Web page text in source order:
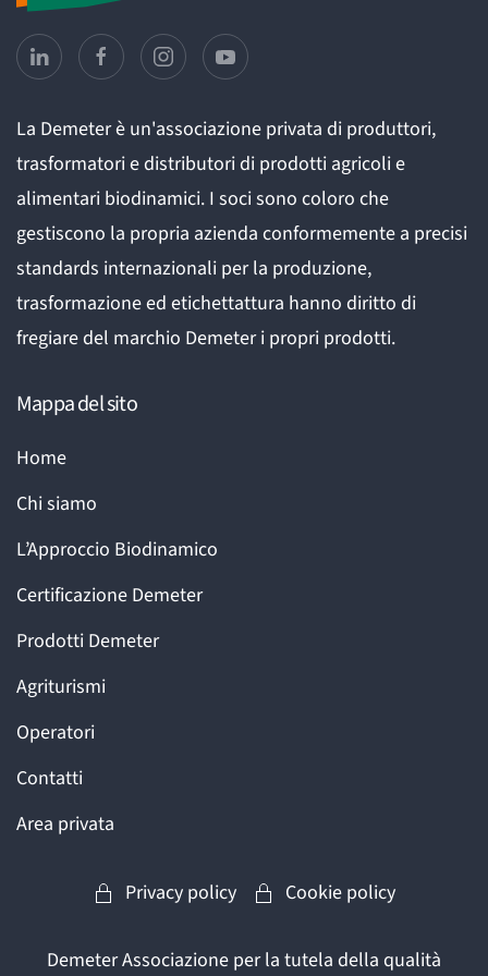
La Demeter è un'associazione privata di produttori,
trasformatori e distributori di prodotti agricoli e
alimentari biodinamici. I soci sono coloro che
gestiscono la propria azienda conformemente a precisi
standards internazionali per la produzione,
trasformazione ed etichettattura hanno diritto di
fregiare del marchio Demeter i propri prodotti.
Mappa del sito
Home
Chi siamo
L’Approccio Biodinamico
Certificazione Demeter
Prodotti Demeter
Agriturismi
Operatori
Contatti
Area privata
Privacy policy Cookie policy
Demeter Associazione per la tutela della qualità